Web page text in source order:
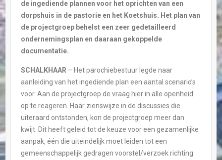
de ingediende plannen voor het oprichten van een
dorpshuis in de pastorie en het Koetshuis. Het plan van
de projectgroep behelst een zeer gedetailleerd
ondernemingsplan en daaraan gekoppelde
documentatie.
SCHALKHAAR – Het parochiebestuur legde naar
aanleiding van het ingediende plan een aantal scenario’s
voor. Aan de projectgroep de vraag hier in alle openheid
op te reageren. Haar zienswijze in de discussies die
uiteraard ontstonden, kon de projectgroep meer dan
kwijt. Dit heeft geleid tot de keuze voor een gezamenlijke
aanpak, één die uiteindelijk moet leiden tot een
gemeenschappelijk gedragen voorstel/verzoek richting